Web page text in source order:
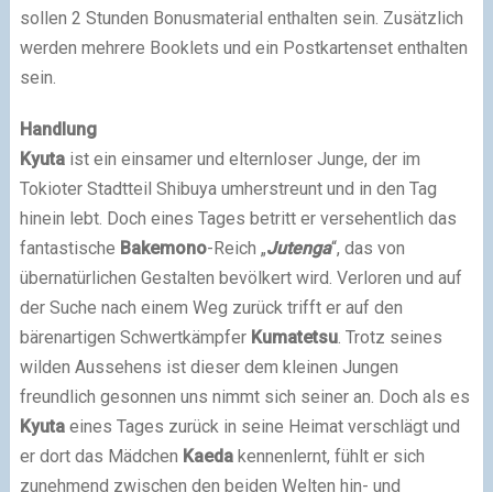
sollen 2 Stunden Bonusmaterial enthalten sein. Zusätzlich
werden mehrere Booklets und ein Postkartenset enthalten
sein.
Handlung
Kyutaist ein einsamer und elternloser Junge, der im
Tokioter Stadtteil Shibuya umherstreunt und in den Tag
hinein lebt. Doch eines Tages betritt er versehentlich das
fantastische Bakemono-Reich „Jutenga“, das von
übernatürlichen Gestalten bevölkert wird. Verloren und auf
der Suche nach einem Weg zurück trifft er auf den
bärenartigen SchwertkämpferKumatetsu. Trotz seines
wilden Aussehens ist dieser dem kleinen Jungen
freundlich gesonnen uns nimmt sich seiner an. Doch als es
Kyutaeines Tages zurück in seine Heimat verschlägt und
er dort das Mädchen Kaedakennenlernt, fühlt er sich
zunehmend zwischen den beiden Welten hin- und